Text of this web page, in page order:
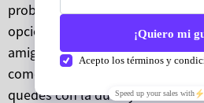
problemas, los escape rooms
opción excelente. Además, son
amigos y familiares en
comodidad de tu hogar. ¿Te
quedes con la duda y comienza